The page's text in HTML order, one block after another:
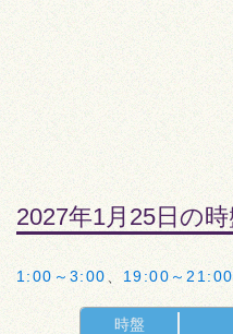
2027年1月25日の
1:00～3:00 19:00～21:00
時盤